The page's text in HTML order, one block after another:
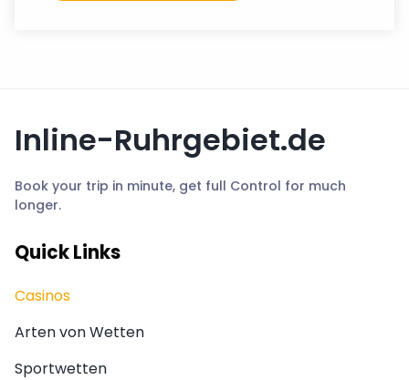
Inline-Ruhrgebiet.de
Book your trip in minute, get full Control for much
longer.
Quick Links
Casinos
Arten von Wetten
Sportwetten